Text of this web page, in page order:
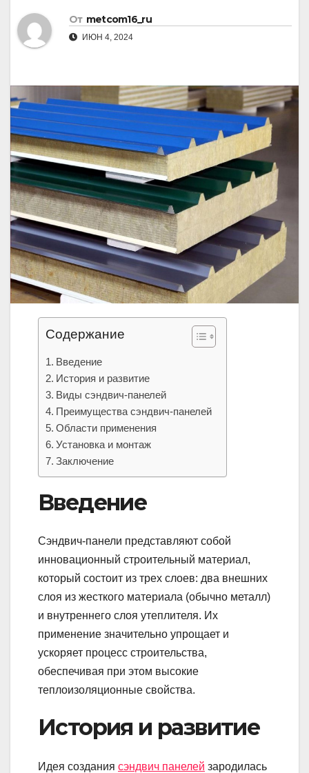
От metcom16_ru
ИЮН 4, 2024
Содержание
Введение
История и развитие
Виды сэндвич-панелей
Преимущества сэндвич-панелей
Области применения
Установка и монтаж
Заключение
Введение
Сэндвич-панели представляют собой
инновационный строительный материал,
который состоит из трех слоев: два внешних
слоя из жесткого материала (обычно металл)
и внутреннего слоя утеплителя. Их
применение значительно упрощает и
ускоряет процесс строительства,
обеспечивая при этом высокие
теплоизоляционные свойства.
История и развитие
Идея создания сэндвич панелей зародилась